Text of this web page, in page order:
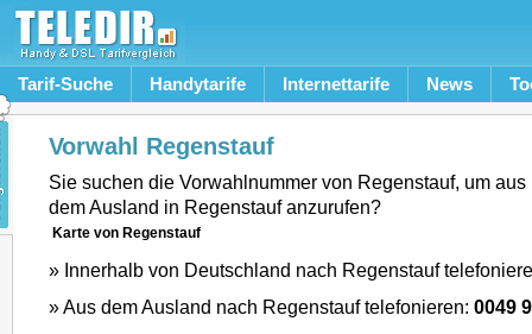
Tarif-Suche Handytarife Internettarife News
Vorwahl Regenstauf
Sie suchen die Vorwahlnummer von Regenstauf, um
dem Ausland in Regenstauf anzurufen?
Karte von Regenstauf
» Innerhalb von Deutschland nach Regenstauf
» Aus dem Ausland nach Regenstauf telefonieren: 0049